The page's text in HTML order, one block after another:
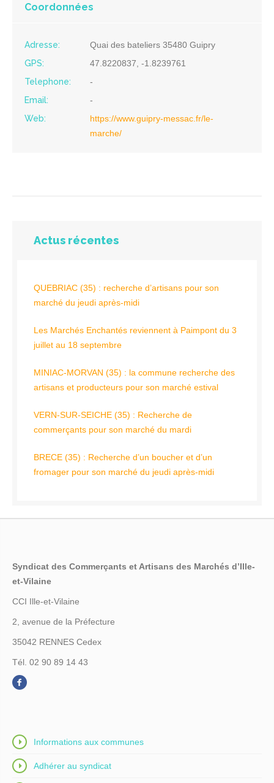
Coordonnées
Adresse:
Quai des bateliers 35480 Guipry
GPS:
47.8220837, -1.8239761
Telephone:
-
Email:
-
Web:
https://www.guipry-messac.fr/le-
marche/
Actus récentes
QUEBRIAC (35) : recherche d’artisans pour son
marché du jeudi après-midi
Les Marchés Enchantés reviennent à Paimpont du 3
juillet au 18 septembre
MINIAC-MORVAN (35) : la commune recherche des
artisans et producteurs pour son marché estival
VERN-SUR-SEICHE (35) : Recherche de
commerçants pour son marché du mardi
BRECE (35) : Recherche d’un boucher et d’un
fromager pour son marché du jeudi après-midi
Syndicat des Commerçants et Artisans des Marchés d’Ille-
et-Vilaine
CCI Ille-et-Vilaine
2, avenue de la Préfecture
35042 RENNES Cedex
Tél. 02 90 89 14 43
Informations aux communes
Adhérer au syndicat